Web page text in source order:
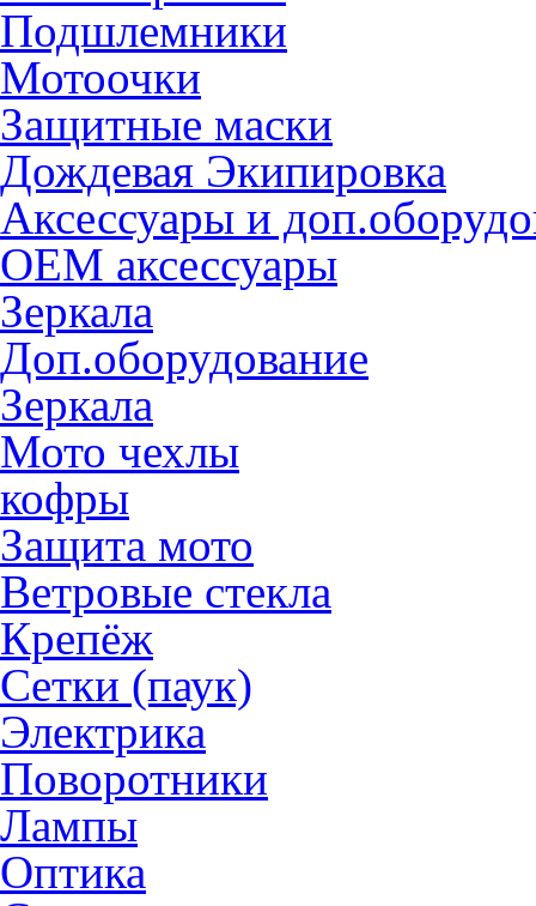
Подшлемники
Мотоочки
Защитные маски
Дождевая Экипировка
Аксессуары и
OEM аксессуары
Зеркала
Доп.оборудование
Зеркала
Мото чехлы
кофры
Защита мото
Ветровые стекла
Крепёж
Сетки (паук)
Электрика
Поворотники
Лампы
Оптика